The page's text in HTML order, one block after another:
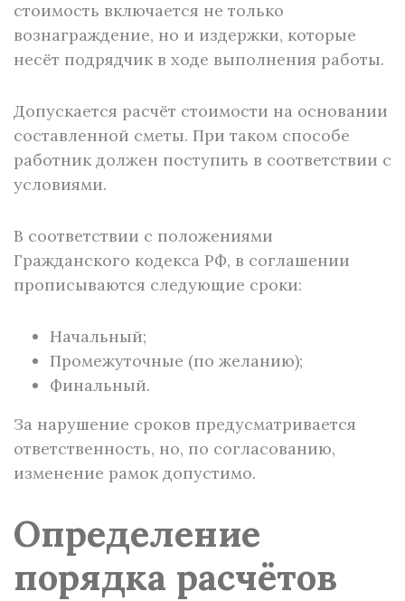
стоимость включается не только
вознаграждение, но и издержки, которые
несёт подрядчик в ходе выполнения работы.
Допускается расчёт стоимости на основании
составленной сметы. При таком способе
работник должен поступить в соответствии с
условиями.
В соответствии с положениями
Гражданского кодекса РФ, в соглашении
прописываются следующие сроки:
Начальный;
Промежуточные (по желанию);
Финальный.
За нарушение сроков предусматривается
ответственность, но, по согласованию,
изменение рамок допустимо.
Определение
порядка расчётов